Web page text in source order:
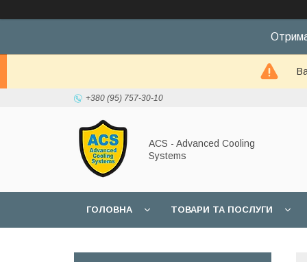
+380 (95) 757-30-10
ACS - Advanced Cooling
Systems
ГОЛОВНА ТОВАРИ ТА ПОСЛУГИ